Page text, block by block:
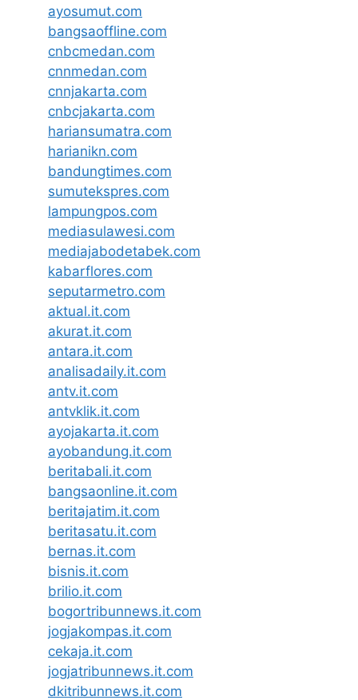
ayosumut.com
bangsaoffline.com
cnbcmedan.com
cnnmedan.com
cnnjakarta.com
cnbcjakarta.com
hariansumatra.com
harianikn.com
bandungtimes.com
sumutekspres.com
lampungpos.com
mediasulawesi.com
mediajabodetabek.com
kabarflores.com
seputarmetro.com
aktual.it.com
akurat.it.com
antara.it.com
analisadaily.it.com
antv.it.com
antvklik.it.com
ayojakarta.it.com
ayobandung.it.com
beritabali.it.com
bangsaonline.it.com
beritajatim.it.com
beritasatu.it.com
bernas.it.com
bisnis.it.com
brilio.it.com
bogortribunnews.it.com
jogjakompas.it.com
cekaja.it.com
jogjatribunnews.it.com
dkitribunnews.it.com